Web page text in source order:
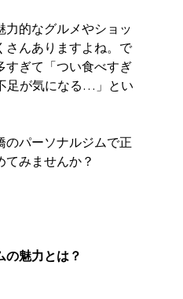
力的なグルメやショッ
さんありますよね。で
すぎて「つい食べすぎ
足が気になる…」とい
のパーソナルジムで正
てみませんか？
の魅力とは？